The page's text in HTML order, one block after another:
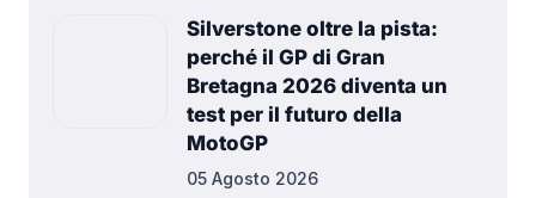
Silverstone oltre la pista:
perché il GP di Gran
Bretagna 2026 diventa un
test per il futuro della
MotoGP
05 Agosto 2026